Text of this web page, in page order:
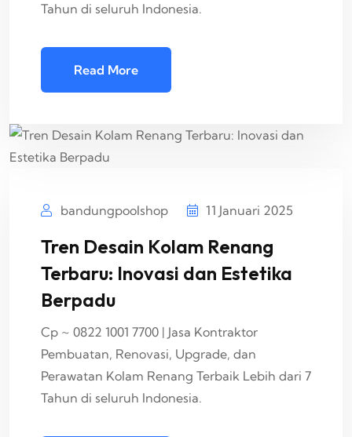
Tahun di seluruh Indonesia.
Read More
bandungpoolshop 11 Januari 2025
Tren Desain Kolam Renang
Terbaru: Inovasi dan Estetika
Berpadu
Cp ~ 0822 1001 7700 | Jasa Kontraktor
Pembuatan, Renovasi, Upgrade, dan
Perawatan Kolam Renang Terbaik Lebih dari 7
Tahun di seluruh Indonesia.